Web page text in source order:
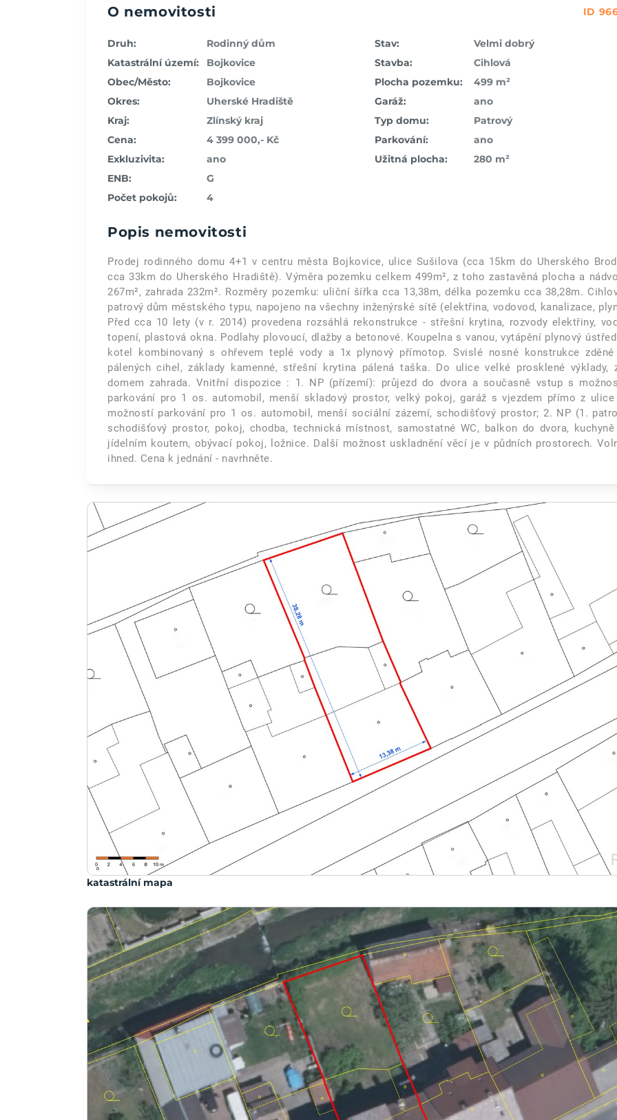
O nemovitosti ID
Druh:
Rodinný dům
Katastrální území:
Bojkovice
Obec/Město:
Bojkovice
Okres:
Uherské Hradiště
Kraj:
Zlínský kraj
Cena:
4 399 000,- Kč
Exkluzivita:
ano
ENB:
G
Počet pokojů:
4
Stav:
Velmi dobrý
Stavba:
Cihlová
Plocha pozemku:
499 m²
Garáž:
ano
Typ domu:
Patrový
Parkování:
ano
Užitná plocha:
280 m²
Popis nemovitosti
Prodej rodinného domu 4+1 v centru města Bojkovice, ulice Sušilova (cca 15km do Uherského
cca 33km do Uherského Hradiště). Výměra pozemku celkem 499m², z toho zastavěná plocha a
267m², zahrada 232m². Rozměry pozemku: uliční šířka cca 13,38m, délka pozemku cca 38,28m.
patrový dům městského typu, napojeno na všechny inženýrské sítě (elektřina, vodovod, kanalizace,
Před cca 10 lety (v r. 2014) provedena rozsáhlá rekonstrukce - střešní krytina, rozvody elektřiny,
topení, plastová okna. Podlahy plovoucí, dlažby a betonové. Koupelna s vanou, vytápění plynový
kotel kombinovaný s ohřevem teplé vody a 1x plynový přímotop. Svislé nosné konstrukce
pálených cihel, základy kamenné, střešní krytina pálená taška. Do ulice velké prosklené výklady,
domem zahrada. Vnitřní dispozice : 1. NP (přízemí): průjezd do dvora a současně vstup s
parkování pro 1 os. automobil, menší skladový prostor, velký pokoj, garáž s vjezdem přímo z
možností parkování pro 1 os. automobil, menší sociální zázemí, schodišťový prostor; 2. NP (1.
schodišťový prostor, pokoj, chodba, technická místnost, samostatné WC, balkon do dvora,
jídelním koutem, obývací pokoj, ložnice. Další možnost uskladnění věcí je v půdních prostorech.
ihned. Cena k jednání - navrhněte.
katastrální mapa